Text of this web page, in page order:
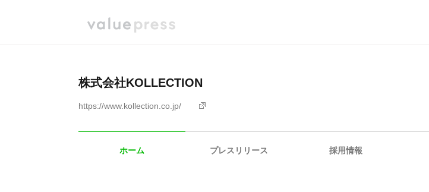
株式会社KOLLECTION
https://www.kollection.co.jp/
ホーム プレスリリース 採用情報